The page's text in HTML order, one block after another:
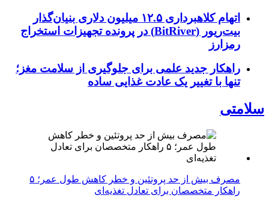
اتهام کلاهبرداری ۱۲.۵ میلیون دلاری بنیان‌گذار
بیت‌ریور (BitRiver) در پرونده تجهیزات استخراج
رمزارز
راهکار جدید علمی برای جلوگیری از سلامت مغز؛
تنها با تغییر یک عادت غذایی ساده
سلامتی
مصرف بیش از حد پروتئین و خطر کاهش طول عمر؛ ۵
راهکار متخصصان برای تعادل تغذیه‌ای